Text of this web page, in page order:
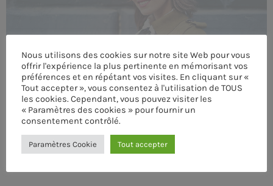
CONTACTS
MUSIQUE
TEAM
Nous utilisons des cookies sur notre site Web pour vous
offrir l'expérience la plus pertinente en mémorisant vos
préférences et en répétant vos visites. En cliquant sur «
Tout accepter », vous consentez à l'utilisation de TOUS
les cookies. Cependant, vous pouvez visiter les
« Paramètres des cookies » pour fournir un
consentement contrôlé.
Paramètres Cookie Tout accepter